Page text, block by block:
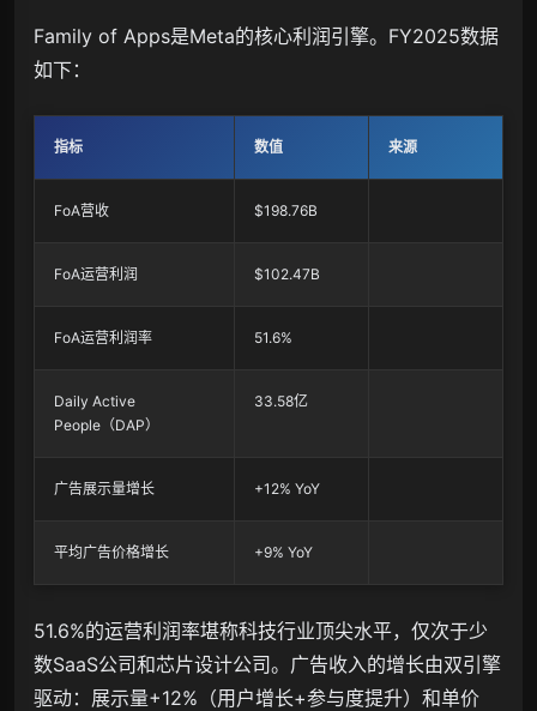
Family of Apps是Meta的核心利润引擎。FY2025数据
如下：
指标 数值 来源
FoA营收 $198.76B
FoA运营利润 $102.47B
FoA运营利润率 51.6%
Daily Active
People（DAP）
33.58亿
广告展示量增长 +12% YoY
平均广告价格增长 +9% YoY
51.6%的运营利润率堪称科技行业顶尖水平，仅次于少
数SaaS公司和芯片设计公司。广告收入的增长由双引擎
驱动：展示量+12%（用户增长+参与度提升）和单价